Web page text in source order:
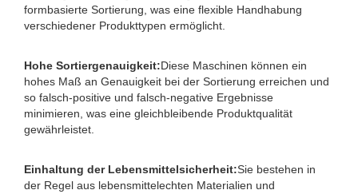
formbasierte Sortierung, was eine flexible Handhabung
verschiedener Produkttypen ermöglicht.
Hohe Sortiergenauigkeit:Diese Maschinen können ein
hohes Maß an Genauigkeit bei der Sortierung erreichen und
so falsch-positive und falsch-negative Ergebnisse
minimieren, was eine gleichbleibende Produktqualität
gewährleistet.
Einhaltung der Lebensmittelsicherheit:Sie bestehen in
der Regel aus lebensmittelechten Materialien und